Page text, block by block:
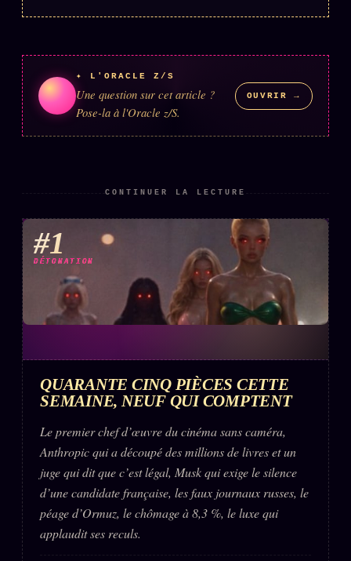
À propos
Founders
Équipe
Personas
Who is who
Qui baise qui
Signatures
Charte éditoriale
Archive complète
Récents
À la une
Recherche ⌕
✦ L'ORACLE Z/S
Une question sur cet article ?
Pose-la à l'Oracle z/S.
OUVRIR →
CONTINUER LA LECTURE
#1
DÉTONATION
QUARANTE CINQ PIÈCES CETTE
SEMAINE, NEUF QUI COMPTENT
Le premier chef d’œuvre du cinéma sans caméra,
Anthropic qui a découpé des millions de livres et un
juge qui dit que c’est légal, Musk qui exige le silence
d’une candidate française, les faux journaux russes, le
péage d’Ormuz, le chômage à 8,3 %, le luxe qui
applaudit ses reculs.